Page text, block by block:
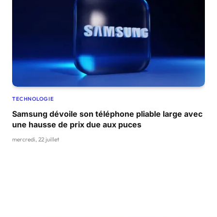
TECHNOLOGIE
Samsung dévoile son téléphone pliable large avec
une hausse de prix due aux puces
mercredi, 22 juillet